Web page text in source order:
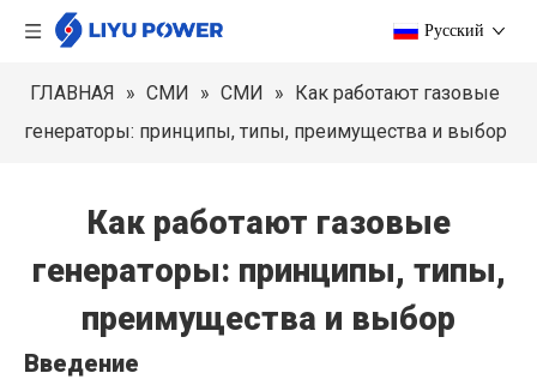
Pусский
ГЛАВНАЯ » СМИ » СМИ » Как работают газовые
генераторы: принципы, типы, преимущества и выбор
Как работают газовые
генераторы: принципы, типы,
преимущества и выбор
Введение